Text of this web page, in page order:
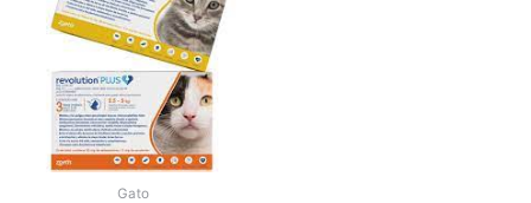
Gato
$151.400
hasta
$184.600